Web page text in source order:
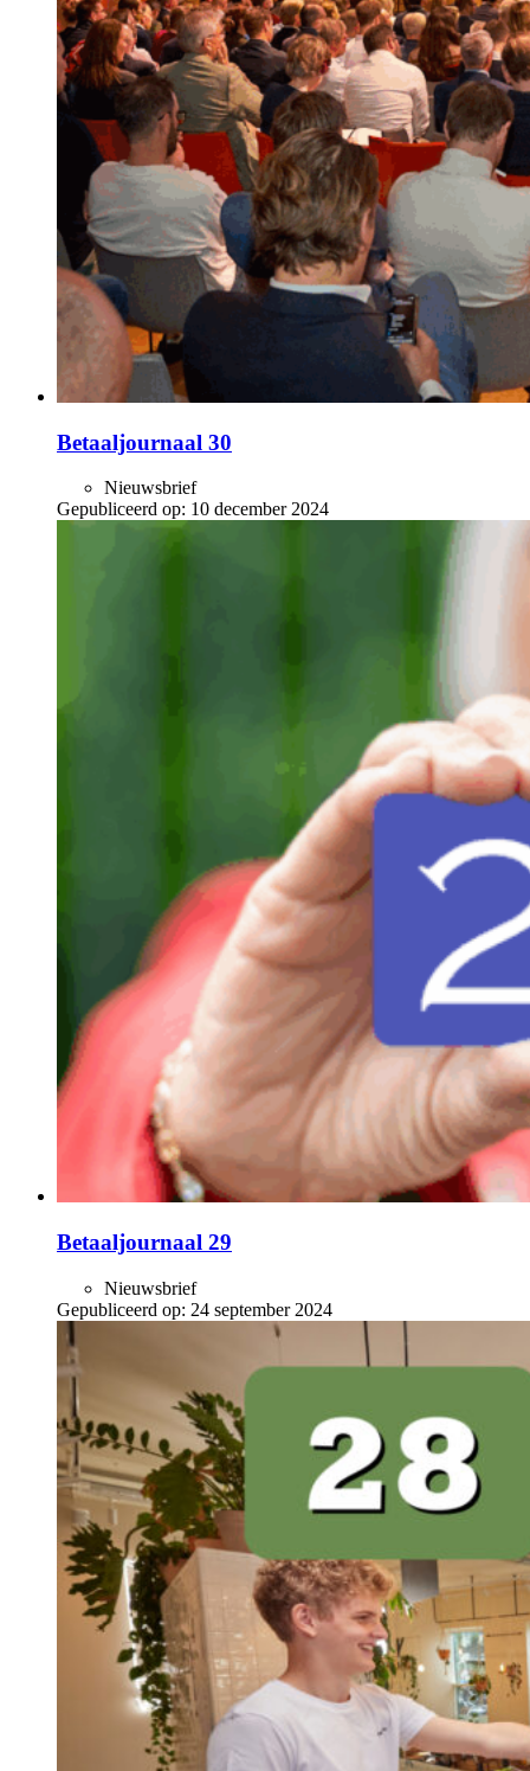
Betaaljournaal 30
Nieuwsbrief
Gepubliceerd op: 10 december 2024
Betaaljournaal 29
Nieuwsbrief
Gepubliceerd op: 24 september 2024